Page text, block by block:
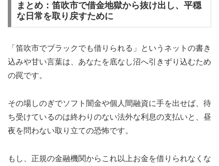
まとめ：笛吹市で借金地獄から抜け出し、平穏
な日常を取り戻すために
「笛吹市でブラックでも借りられる」というネットの書き
込みや甘い言葉は、あなたを底なし沼へ引きずり込むため
の罠です。
その場しのぎでソフト闇金や個人間融資に手を出せば、待
ち受けているのは終わりのない法外な利息の支払いと、昼
夜を問わない取り立ての恐怖です。
もし、正規の金融機関からこれ以上お金を借りられなくな